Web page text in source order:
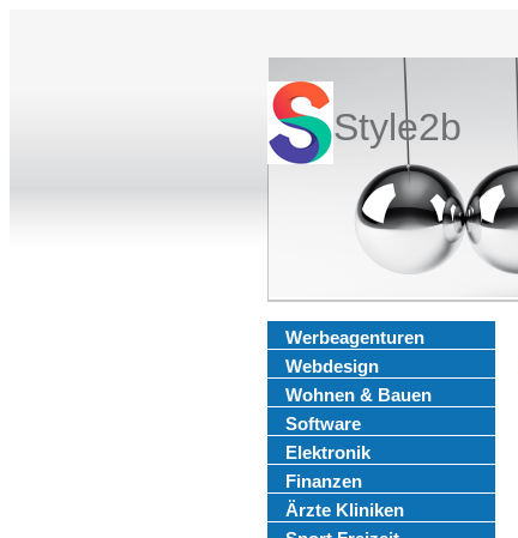
Style2b
Werbeagenturen
Webdesign
Wohnen & Bauen
Software
Elektronik
Finanzen
Ärzte Kliniken